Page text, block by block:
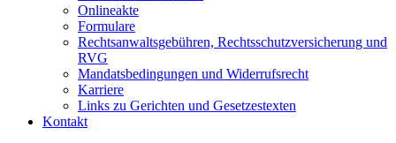
Onlineakte
Formulare
Rechtsanwaltsgebühren, Rechtsschutzversicherung und
RVG
Mandatsbedingungen und Widerrufsrecht
Karriere
Links zu Gerichten und Gesetzestexten
Kontakt